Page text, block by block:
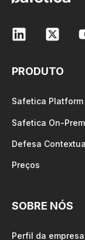
PRODUTO
Safetica Platform
Safetica On-Prem
Defesa
Preços
SOBRE NÓS
Perfil da empresa